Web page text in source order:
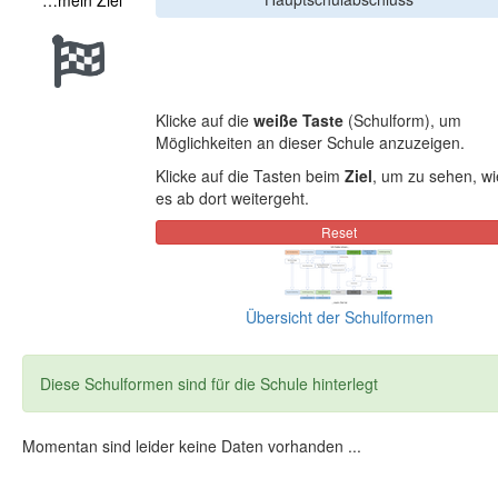
Klicke auf die weiße Taste (Schulform), um
Möglichkeiten an dieser Schule anzuzeigen.
Klicke auf die Tasten beim Ziel, um zu sehen,
es ab dort weitergeht.
Übersicht der Schulformen
Diese Schulformen sind für die Schule hinterlegt
Momentan sind leider keine Daten vorhanden ...